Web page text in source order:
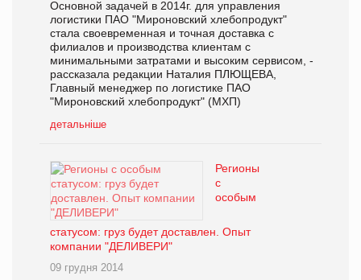
Основной задачей в 2014г. для управления
логистики ПАО "Мироновский хлебопродукт"
cтала своевременная и точная доставка с
филиалов и производства клиентам с
минимальными затратами и высоким сервисом, -
рассказала редакции Наталия ПЛЮЩЕВА,
Главный менеджер по логистике ПАО
"Мироновский хлебопродукт" (МХП)
детальніше
Регионы
с
особым
статусом: груз будет доставлен. Опыт
компании "ДЕЛИВЕРИ"
09 грудня 2014